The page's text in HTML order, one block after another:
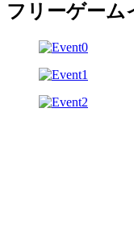
フリーゲーム